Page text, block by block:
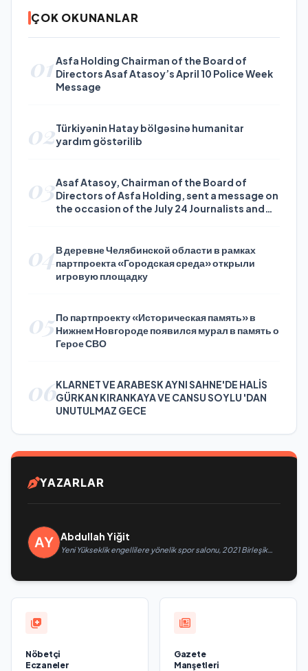
ÇOK OKUNANLAR
01Asfa Holding Chairman of the Board of
Directors Asaf Atasoy’s April 10 Police Week
Message
02Türkiyənin Hatay bölgəsinə humanitar
yardım göstərilib
03Asaf Atasoy, Chairman of the Board of
Directors of Asfa Holding, sent a message on
the occasion of the July 24 Journalists and
04В деревне Челябинской области в рамках
партпроекта «Городская среда» открыли
игровую площадку
05По партпроекту «Историческая память» в
Нижнем Новгороде появился мурал в память о
Герое СВО
06KLARNET VE ARABESK AYNI SAHNE'DE HALİS
GÜRKAN KIRANKAYA VE CANSU SOYLU 'DAN
UNUTULMAZ GECE
YAZARLAR
Abdullah Yiğit
Yeni Yükseklik engellilere yönelik spor salonu, 2021 Birleşik
Nöbetçi
Eczaneler
Gazete
Manşetleri